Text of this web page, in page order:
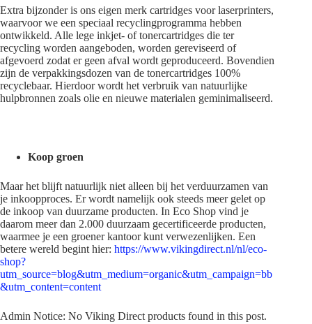
Extra bijzonder is ons eigen merk cartridges voor laserprinters,
waarvoor we een speciaal recyclingprogramma hebben
ontwikkeld. Alle lege inkjet- of tonercartridges die ter
recycling worden aangeboden, worden gereviseerd of
afgevoerd zodat er geen afval wordt geproduceerd. Bovendien
zijn de verpakkingsdozen van de tonercartridges 100%
recyclebaar. Hierdoor wordt het verbruik van natuurlijke
hulpbronnen zoals olie en nieuwe materialen geminimaliseerd.
Koop groen
Maar het blijft natuurlijk niet alleen bij het verduurzamen van
je inkoopproces. Er wordt namelijk ook steeds meer gelet op
de inkoop van duurzame producten. In Eco Shop vind je
daarom meer dan 2.000 duurzaam gecertificeerde producten,
waarmee je een groener kantoor kunt verwezenlijken. Een
betere wereld begint hier: https://www.vikingdirect.nl/nl/eco-
shop?
utm_source=blog&utm_medium=organic&utm_campaign=bb
&utm_content=content
Admin Notice: No Viking Direct products found in this post.